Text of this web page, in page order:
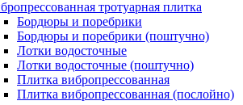
тротуарная плитка
Бордюры и поребрики
Бордюры и поребрики (поштучно)
Лотки водосточные
Лотки водосточные (поштучно)
Плитка вибропрессованная
Плитка вибропрессованная (послойно)